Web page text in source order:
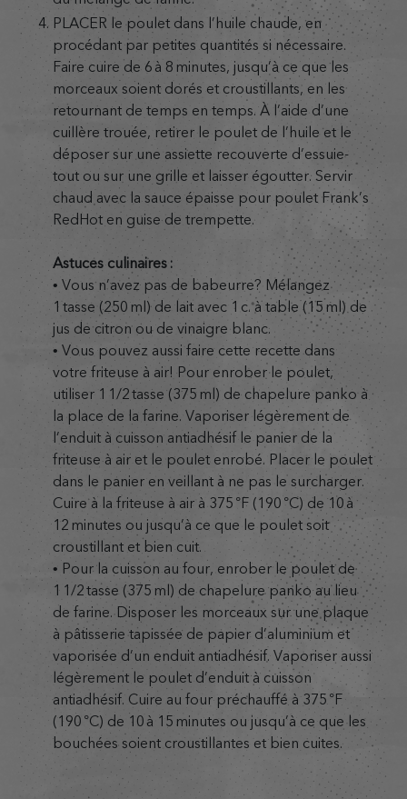
PLACER le poulet dans l’huile chaude, en
procédant par petites quantités si nécessaire.
Faire cuire de 6 à 8 minutes, jusqu’à ce que les
morceaux soient dorés et croustillants, en les
retournant de temps en temps. À l’aide d’une
cuillère trouée, retirer le poulet de l’huile et le
déposer sur une assiette recouverte d’essuie-
tout ou sur une grille et laisser égoutter. Servir
chaud avec la sauce épaisse pour poulet Frank’s
RedHot en guise de trempette.
Astuces culinaires :
• Vous n’avez pas de babeurre? Mélangez
1 tasse (250 ml) de lait avec 1 c. à table (15 ml) de
jus de citron ou de vinaigre blanc.
• Vous pouvez aussi faire cette recette dans
votre friteuse à air! Pour enrober le poulet,
utiliser 1 1/2 tasse (375 ml) de chapelure panko à
la place de la farine. Vaporiser légèrement de
l’enduit à cuisson antiadhésif le panier de la
friteuse à air et le poulet enrobé. Placer le poulet
dans le panier en veillant à ne pas le surcharger.
Cuire à la friteuse à air à 375 °F (190 °C) de 10 à
12 minutes ou jusqu’à ce que le poulet soit
croustillant et bien cuit.
• Pour la cuisson au four, enrober le poulet de
1 1/2 tasse (375 ml) de chapelure panko au lieu
de farine. Disposer les morceaux sur une plaque
à pâtisserie tapissée de papier d’aluminium et
vaporisée d’un enduit antiadhésif. Vaporiser aussi
légèrement le poulet d’enduit à cuisson
antiadhésif. Cuire au four préchauffé à 375 °F
(190 °C) de 10 à 15 minutes ou jusqu’à ce que les
bouchées soient croustillantes et bien cuites.